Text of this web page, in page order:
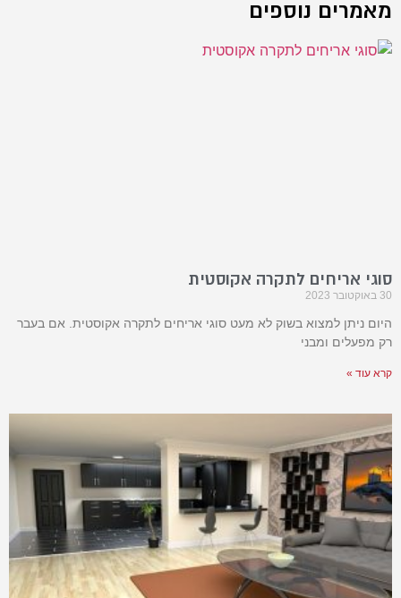
מאמרים נוספים
סוגי אריחים לתקרה אקוסטית
30 באוקטובר 2023
היום ניתן למצוא בשוק לא מעט סוגי אריחים לתקרה אקוסטית. אם בעבר
רק מפעלים ומבני
קרא עוד »